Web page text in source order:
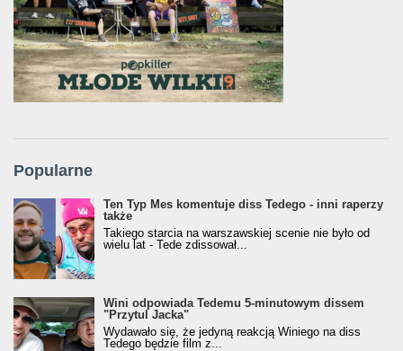
Popularne
Ten Typ Mes komentuje diss Tedego - inni raperzy
także
Takiego starcia na warszawskiej scenie nie było od
wielu lat - Tede zdissował...
Wini odpowiada Tedemu 5-minutowym dissem
"Przytul Jacka"
Wydawało się, że jedyną reakcją Winiego na diss
Tedego będzie film z...